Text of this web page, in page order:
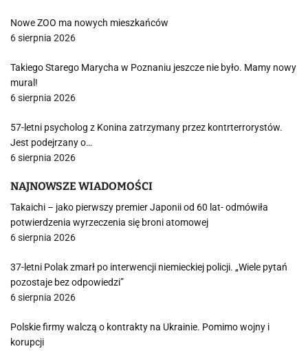
Nowe ZOO ma nowych mieszkańców
6 sierpnia 2026
Takiego Starego Marycha w Poznaniu jeszcze nie było. Mamy nowy
mural!
6 sierpnia 2026
57-letni psycholog z Konina zatrzymany przez kontrterrorystów.
Jest podejrzany o…
6 sierpnia 2026
NAJNOWSZE WIADOMOŚCI
Takaichi – jako pierwszy premier Japonii od 60 lat- odmówiła
potwierdzenia wyrzeczenia się broni atomowej
6 sierpnia 2026
37-letni Polak zmarł po interwencji niemieckiej policji. „Wiele pytań
pozostaje bez odpowiedzi”
6 sierpnia 2026
Polskie firmy walczą o kontrakty na Ukrainie. Pomimo wojny i
korupcji